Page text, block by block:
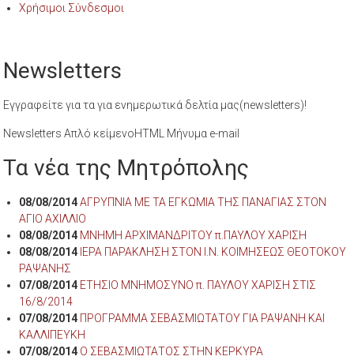
Χρήσιμοι Σύνδεσμοι
Newsletters
Εγγραφείτε για τα για ενημερωτικά δελτία μας(newsletters)!
Newsletters Απλό κείμενοHTML Μήνυμα e-mail
Τα νέα της Μητρόπολης
08/08/2014 ΑΓΡΥΠΝΙΑ ΜΕ ΤΑ ΕΓΚΩΜΙΑ ΤΗΣ ΠΑΝΑΓΙΑΣ ΣΤΟΝ
ΑΓΙΟ ΑΧΙΛΛΙΟ
08/08/2014 ΜΝΗΜΗ ΑΡΧΙΜΑΝΔΡΙΤΟΥ π.ΠΑΥΛΟΥ ΧΑΡΙΣΗ
08/08/2014 ΙΕΡΑ ΠΑΡΑΚΛΗΣΗ ΣΤΟΝ Ι.Ν. ΚΟΙΜΗΣΕΩΣ ΘΕΟΤΟΚΟΥ
ΡΑΨΑΝΗΣ
07/08/2014 ΕΤΗΣΙΟ ΜΝΗΜΟΣΥΝΟ π. ΠΑΥΛΟΥ ΧΑΡΙΣΗ ΣΤΙΣ
16/8/2014
07/08/2014 ΠΡΟΓΡΑΜΜΑ ΣΕΒΑΣΜΙΩΤΑΤΟΥ ΓΙΑ ΡΑΨΑΝΗ ΚΑΙ
ΚΑΛΛΙΠΕΥΚΗ
07/08/2014 Ο ΣΕΒΑΣΜΙΩΤΑΤΟΣ ΣΤΗΝ ΚΕΡΚΥΡΑ